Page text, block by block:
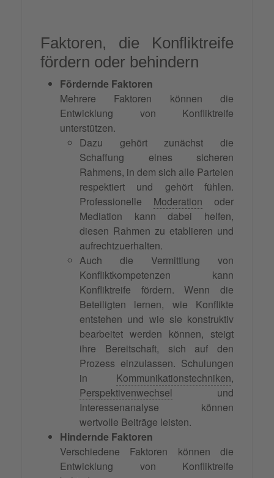
Faktoren, die Konfliktreife
fördern oder behindern
Fördernde Faktoren
Mehrere Faktoren können die
Entwicklung von Konfliktreife
unterstützen.
Dazu gehört zunächst die
Schaffung eines sicheren
Rahmens, in dem sich alle Parteien
respektiert und gehört fühlen.
Professionelle Moderation oder
Mediation kann dabei helfen,
diesen Rahmen zu etablieren und
aufrechtzuerhalten.
Auch die Vermittlung von
Konfliktkompetenzen kann
Konfliktreife fördern. Wenn die
Beteiligten lernen, wie Konflikte
entstehen und wie sie konstruktiv
bearbeitet werden können, steigt
ihre Bereitschaft, sich auf den
Prozess einzulassen. Schulungen
in Kommunikationstechniken,
Perspektivenwechsel und
Interessenanalyse können
wertvolle Beiträge leisten.
Hindernde Faktoren
Verschiedene Faktoren können die
Entwicklung von Konfliktreife